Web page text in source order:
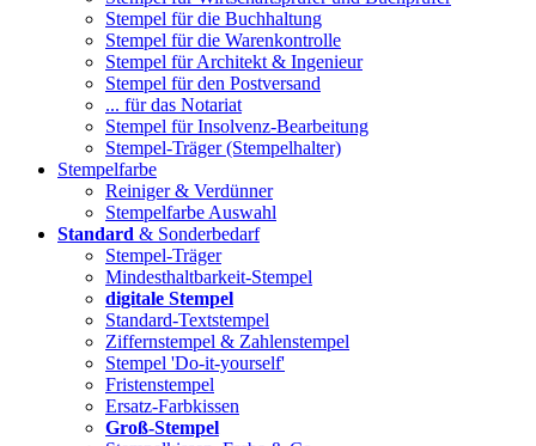
Stempel für die Buchhaltung
Stempel für die Warenkontrolle
Stempel für Architekt & Ingenieur
Stempel für den Postversand
... für das Notariat
Stempel für Insolvenz-Bearbeitung
Stempel-Träger (Stempelhalter)
Stempelfarbe
Reiniger & Verdünner
Stempelfarbe Auswahl
Standard & Sonderbedarf
Stempel-Träger
Mindesthaltbarkeit-Stempel
digitale Stempel
Standard-Textstempel
Ziffernstempel & Zahlenstempel
Stempel 'Do-it-yourself'
Fristenstempel
Ersatz-Farbkissen
Groß-Stempel